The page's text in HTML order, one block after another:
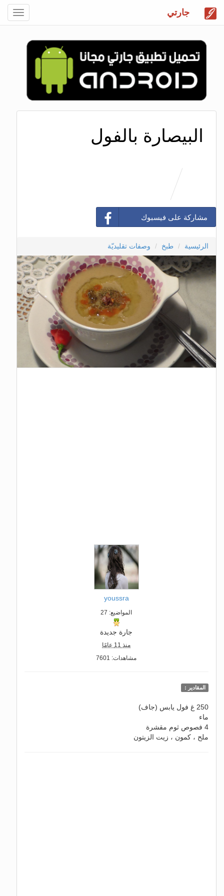
جارتي
البيصارة بالفول
مشاركة على فيسبوك
الرئيسية طبخ وصفات تقليديّة
youssra
المواضيع: 27
جارة جديدة
منذ 11 عامًا
مشاهدات: 7601
المقادير :
250 غ فول يابس (جاف)
ماء
4 فصوص ثوم مقشرة
ملح ، كمون ، زيت الزيتون